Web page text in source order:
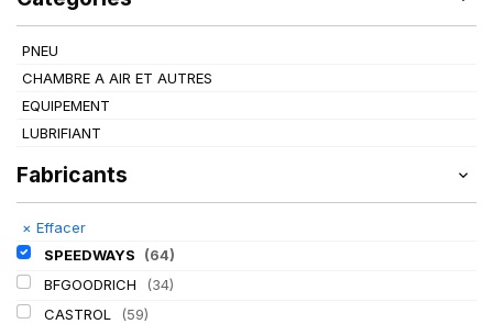
PNEU
CHAMBRE A AIR ET AUTRES
EQUIPEMENT
LUBRIFIANT
Fabricants
× Effacer
SPEEDWAYS
(64)
BFGOODRICH
(34)
CASTROL
(59)